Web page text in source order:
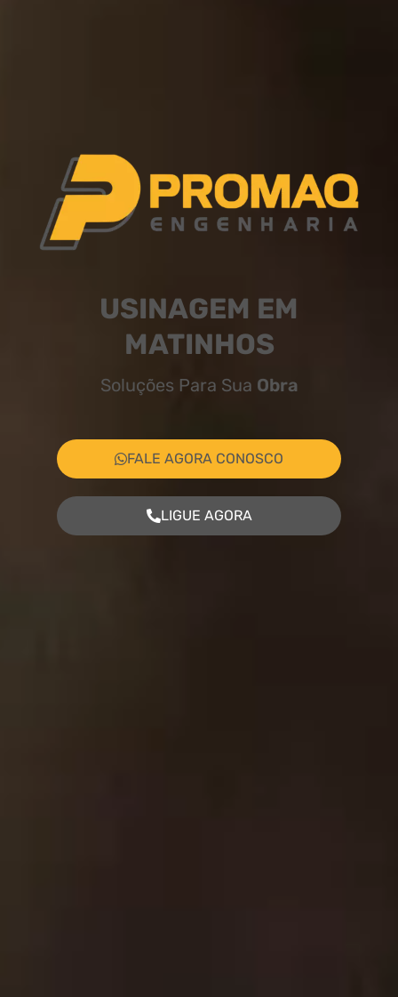
USINAGEM EM
MATINHOS
Soluções Para Sua Obra
FALE AGORA CONOSCO
LIGUE AGORA